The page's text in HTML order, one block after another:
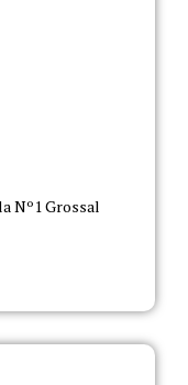
Nº1 Grossal